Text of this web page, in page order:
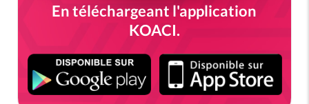
En téléchargeant l'application
KOACI.